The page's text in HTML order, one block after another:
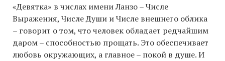
«Девятка» в числах имени Ланзо – Числе
Выражения, Числе Души и Числе внешнего облика
– говорит о том, что человек обладает редчайшим
даром – способностью прощать. Это обеспечивает
любовь окружающих, а главное – покой в душе. И